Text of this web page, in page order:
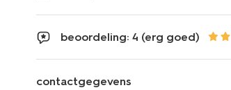
beoordeling: 4 (erg goed)
contactgegevens